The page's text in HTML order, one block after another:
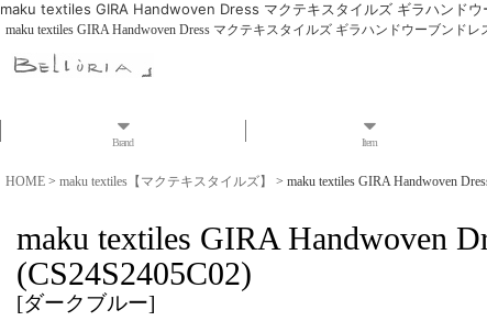
maku textiles GIRA Handwoven Dress マクテキスタイルズ ギラハンド
maku textiles GIRA Handwoven Dress マクテキスタイルズ ギラハンドウーブンドレ
Brand Item
HOME > maku textiles【マクテキスタイルズ】 > maku textiles GIRA Handwoven
maku textiles GIRA
(CS24S2405C02)
[ダークブルー]